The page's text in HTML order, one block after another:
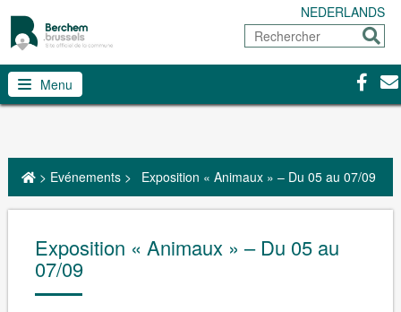
NEDERLANDS
Rechercher
Menu
> Evénements> Exposition « Animaux » – Du 05 au 07/09
Exposition « Animaux » – Du 05 au
07/09